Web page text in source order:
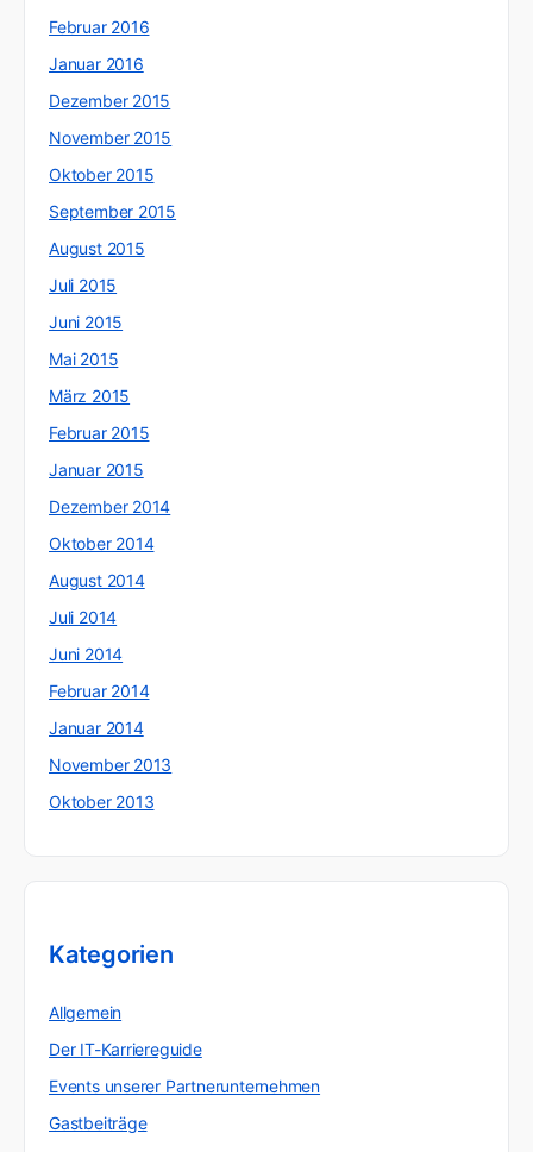
Februar 2016
Januar 2016
Dezember 2015
November 2015
Oktober 2015
September 2015
August 2015
Juli 2015
Juni 2015
Mai 2015
März 2015
Februar 2015
Januar 2015
Dezember 2014
Oktober 2014
August 2014
Juli 2014
Juni 2014
Februar 2014
Januar 2014
November 2013
Oktober 2013
Kategorien
Allgemein
Der IT-Karriereguide
Events unserer Partnerunternehmen
Gastbeiträge